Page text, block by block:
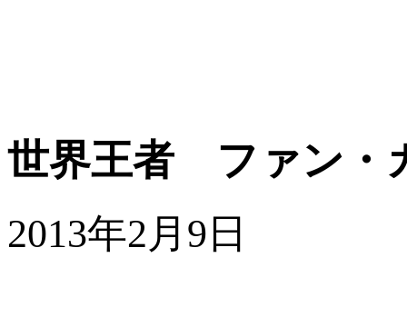
世界王者 ファン・
2013年2月9日